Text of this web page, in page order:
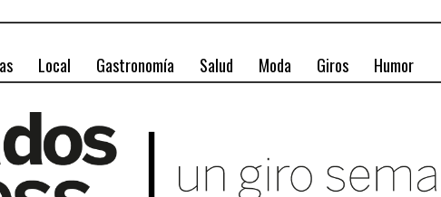
Local Gastronomía Salud Moda Giros Humor